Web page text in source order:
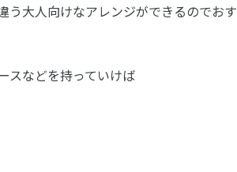
う大人向けなアレンジができるのでおす
スなどを持っていけば